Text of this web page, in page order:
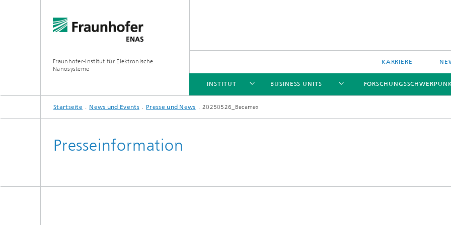
Fraunhofer-Institut für Elektronische
Nanosysteme
KARRIERE
INSTITUT
INSTITUT
BUSINESS UNITS
BUSINESS UNITS
Technologie und Prozesse Spektrale Technologien und Systeme Reliability
FORSCHUNGSSCHWERPUNKTE
PROJEKTE
Startseite News und Events Presse und News 20250526_Becamex
Presseinformation